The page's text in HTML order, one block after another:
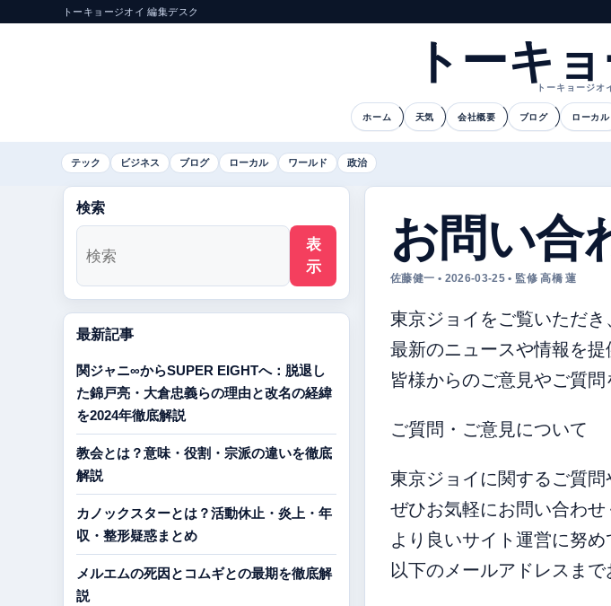
トーキョージオイ 編集デスク
トーキトーキョージオ
ホーム 天気 会社概要 ブログ ローカル
テック ビジネス ブログ ローカル ワールド 政治
お問い合
佐藤健一 • 2026-03-25 • 監修 高橋 蓮
東京ジョイをご覧いただき
最新のニュースや情報を提
皆様からのご意見やご質問
ご質問・ご意見について
東京ジョイに関するご質問
ぜひお気軽にお問い合わせ
より良いサイト運営に努め
以下のメールアドレスまで
検索
表
示
最新記事
関ジャニ∞からSUPER EIGHTへ：脱退し
た錦戸亮・大倉忠義らの理由と改名の経緯
を2024年徹底解説
教会とは？意味・役割・宗派の違いを徹底
解説
カノックスターとは？活動休止・炎上・年
収・整形疑惑まとめ
メルエムの死因とコムギとの最期を徹底解
説